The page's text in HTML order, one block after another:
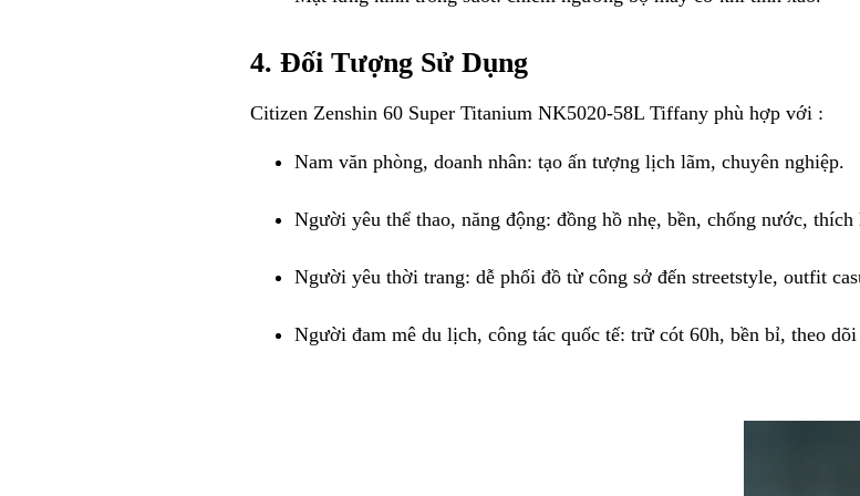
4. Đối Tượng Sử Dụng
Citizen Zenshin 60 Super Titanium NK5020-58L Tiffany phù hợp với :
Nam văn phòng, doanh nhân: tạo ấn tượng lịch lãm, chuyên nghiệp.
Người yêu thể thao, năng động: đồng hồ nhẹ, bền, chống nước,
Người yêu thời trang: dễ phối đồ từ công sở đến streetstyle, outfit
Người đam mê du lịch, công tác quốc tế: trữ cót 60h, bền bỉ, theo